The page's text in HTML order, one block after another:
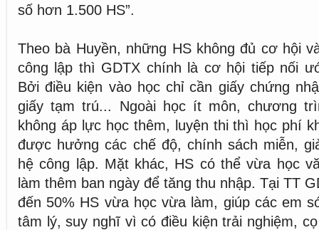
số hơn 1.500 HS”.
Theo bà Huyền, những HS không đủ cơ hội
công lập thì GDTX chính là cơ hội tiếp nối
Bởi điều kiện vào học chỉ cần giấy chứng
giấy tạm trú... Ngoài học ít môn, chương
không áp lực học thêm, luyện thi thì học phí
được hưởng các chế độ, chính sách miễn,
hệ công lập. Mặt khác, HS có thể vừa học
làm thêm ban ngày để tăng thu nhập. Tại TT
đến 50% HS vừa học vừa làm, giúp các em
tâm lý, suy nghĩ vì có điều kiện trải nghiệm,